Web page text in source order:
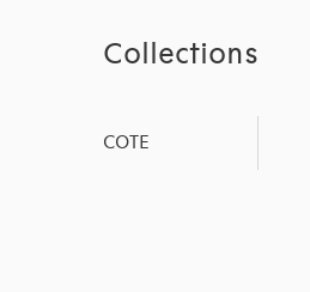
Collections
COTE